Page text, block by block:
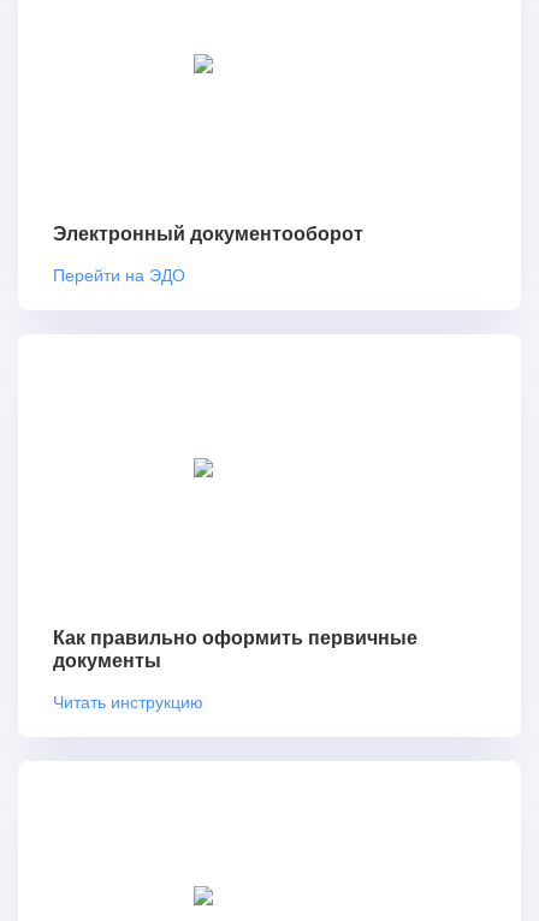
Электронный документооборот
Перейти на ЭДО
Как правильно оформить первичные
документы
Читать инструкцию